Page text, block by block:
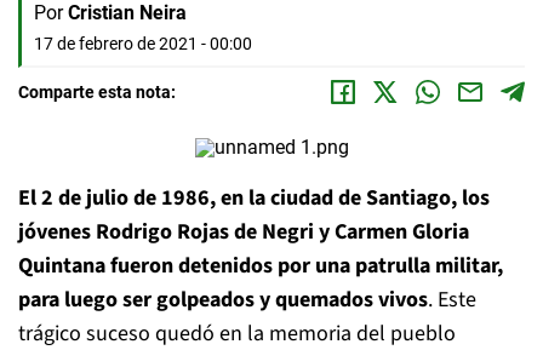
Por Cristian Neira
17 de febrero de 2021 - 00:00
Comparte esta nota:
El 2 de julio de 1986, en la ciudad de Santiago, los
jóvenes Rodrigo Rojas de Negri y Carmen Gloria
Quintana fueron detenidos por una patrulla militar,
para luego ser golpeados y quemados vivos. Este
trágico suceso quedó en la memoria del pueblo